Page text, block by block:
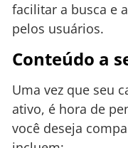
facilitar a busca e
pelos usuários.
Conteúdo a
Uma vez que seu
ativo, é hora de
você deseja